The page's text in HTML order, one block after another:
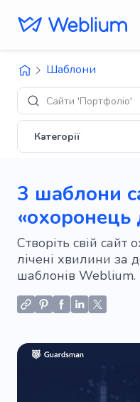
Шаблони
Сайти 'Портфоліо'
Категорії
3 шаблони
«охоронець
Створіть свій
лічені хвилини за
шаблонів Weblium.